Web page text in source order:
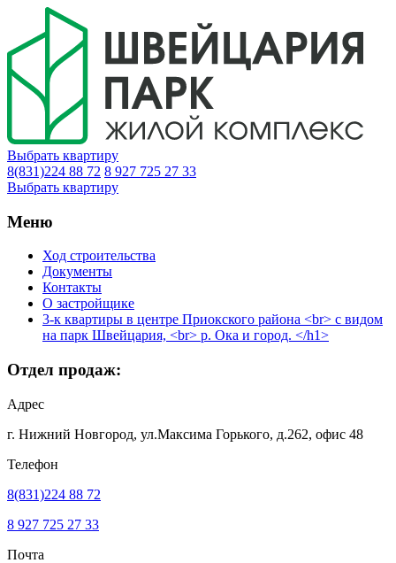
Выбрать квартиру
8(831)224 88 72 8 927 725 27 33
Выбрать квартиру
Меню
Ход строительства
Документы
Контакты
О застройщике
3-к квартиры в центре Приокского района <br> с видом
на парк Швейцария, <br> р. Ока и город. </h1>
Отдел продаж:
Адрес
г. Нижний Новгород, ул.Максима Горького, д.262, офис 48
Телефон
8(831)224 88 72
8 927 725 27 33
Почта